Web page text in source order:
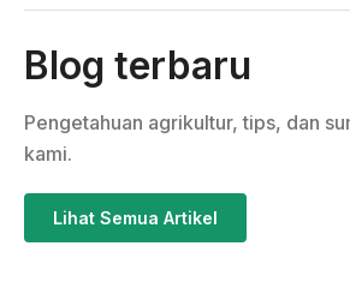
Blog terbaru
Pengetahuan agrikultur, tips, dan
kami.
Lihat Semua Artikel